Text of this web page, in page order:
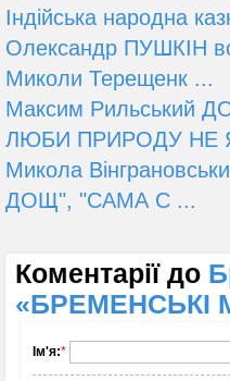
Індійська народна
Олександр ПУШКІН
Миколи Терещенк ...
Максим
ЛЮБИ ПРИРОДУ НЕ
Микола
ДОЩ", "САМА С ...
Коментарії до
«БРЕМЕНСЬКІ
Ім'я:*